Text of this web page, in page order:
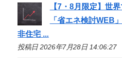
【7・8月限定】世
「省エネ検討WEB
非住宅 ...
投稿日 2026年7月28日 14:06:27